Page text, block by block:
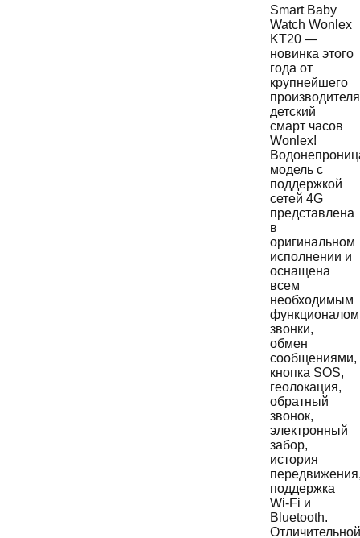
Smart Baby
Watch Wonlex
KT20 —
новинка этого
года от
крупнейшего
производителя
детский
смарт часов
Wonlex!
модель с
поддержкой
сетей 4G
представлена
в
оригинальном
исполнении и
оснащена
всем
необходимым
звонки,
обмен
сообщениями,
кнопка SOS,
геолокация,
обратный
звонок,
электронный
забор,
история
поддержка
Wi-Fi и
Bluetooth.
Отличительной